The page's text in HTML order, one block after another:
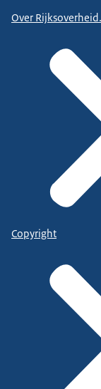
Over
Copyright